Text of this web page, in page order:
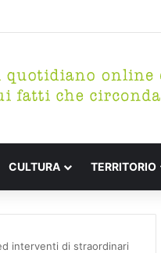
CULTURA TERRITORIO
interventi di straordinari